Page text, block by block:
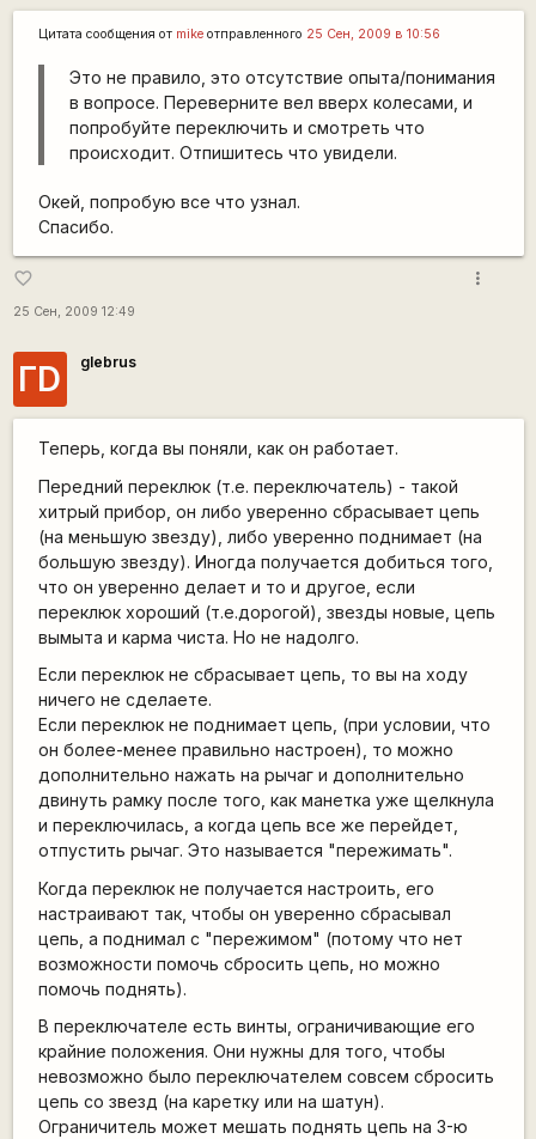
Цитата сообщения от mikeотправленного 25 Сен, 2009 в 10:56
Это не правило, это отсутствие опыта/понимания
в вопросе. Переверните вел вверх колесами, и
попробуйте переключить и смотреть что
происходит. Отпишитесь что увидели.
Окей, попробую все что узнал.
Спасибо.
favorite_border
25 Сен, 2009 12:49
more_vert
ГD glebrus
Теперь, когда вы поняли, как он работает.
Передний переклюк (т.е. переключатель) - такой
хитрый прибор, он либо уверенно сбрасывает цепь
(на меньшую звезду), либо уверенно поднимает (на
большую звезду). Иногда получается добиться того,
что он уверенно делает и то и другое, если
переклюк хороший (т.е.дорогой), звезды новые, цепь
вымыта и карма чиста. Но не надолго.
Если переклюк не сбрасывает цепь, то вы на ходу
ничего не сделаете.
Если переклюк не поднимает цепь, (при условии, что
он более-менее правильно настроен), то можно
дополнительно нажать на рычаг и дополнительно
двинуть рамку после того, как манетка уже щелкнула
и переключилась, а когда цепь все же перейдет,
отпустить рычаг. Это называется "пережимать".
Когда переклюк не получается настроить, его
настраивают так, чтобы он уверенно сбрасывал
цепь, а поднимал с "пережимом" (потому что нет
возможности помочь сбросить цепь, но можно
помочь поднять).
В переключателе есть винты, ограничивающие его
крайние положения. Они нужны для того, чтобы
невозможно было переключателем совсем сбросить
цепь со звезд (на каретку или на шатун).
Ограничитель может мешать поднять цепь на 3-ю